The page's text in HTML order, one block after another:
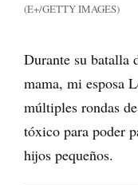
(E+/GETTY IMAGES)
Durante su batalla
mama, mi esposa
múltiples rondas
tóxico para poder
hijos pequeños.